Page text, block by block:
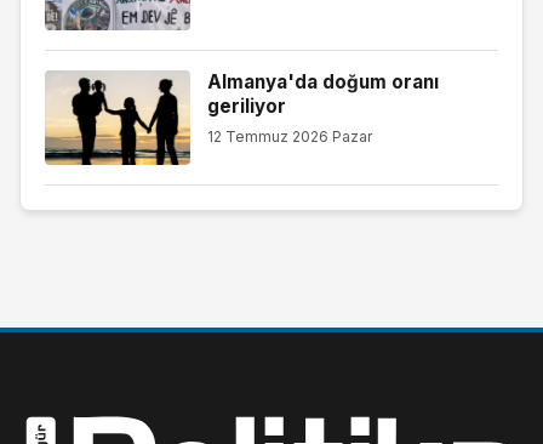
Almanya'da doğum oranı
geriliyor
12 Temmuz 2026 Pazar